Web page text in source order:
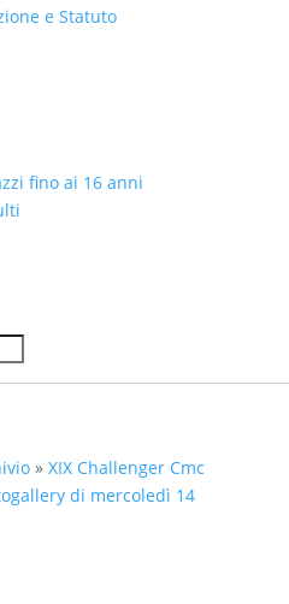
e Statuto
fino ai 16 anni
» XIX Challenger Cmc
di mercoledì 14